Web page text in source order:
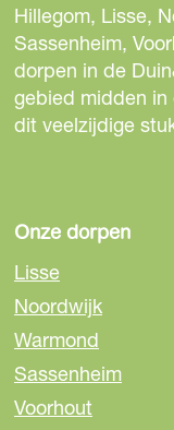
d
e
z
e
p
n
a
o
p
F
a
c
e
d
e
z
e
p
n
o
p
e
-
m
a
d
e
z
e
p
n
p
W
h
Hillegom, Lisse,
Sassenheim,
dorpen in de
gebied midden
dit veelzijdige
Onze dorpen
Lisse
Noordwijk
Warmond
Sassenheim
Voorhout